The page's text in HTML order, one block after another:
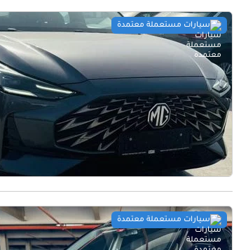
سيارات مستعملة معتمدة
سيارات مستعملة معتمدة